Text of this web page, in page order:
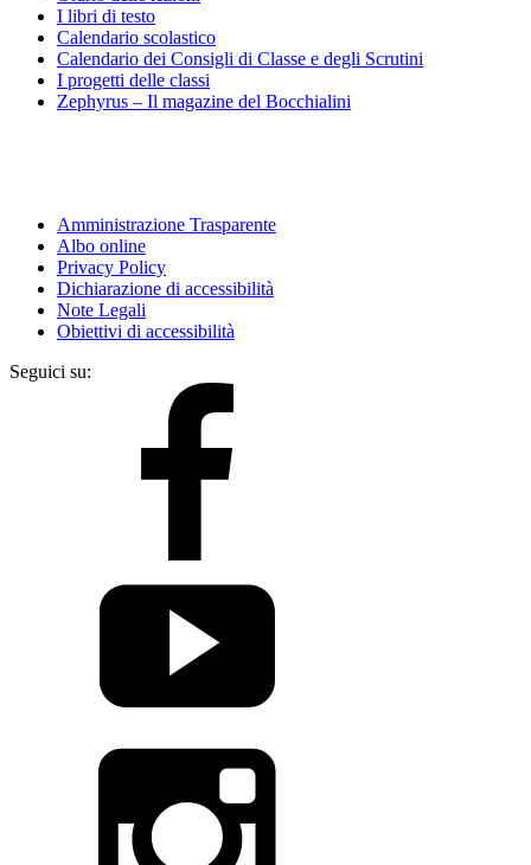
I libri di testo
Calendario scolastico
Calendario dei Consigli di Classe e degli Scrutini
I progetti delle classi
Zephyrus – Il magazine del Bocchialini
Amministrazione Trasparente
Albo online
Privacy Policy
Dichiarazione di accessibilità
Note Legali
Obiettivi di accessibilità
Seguici su: